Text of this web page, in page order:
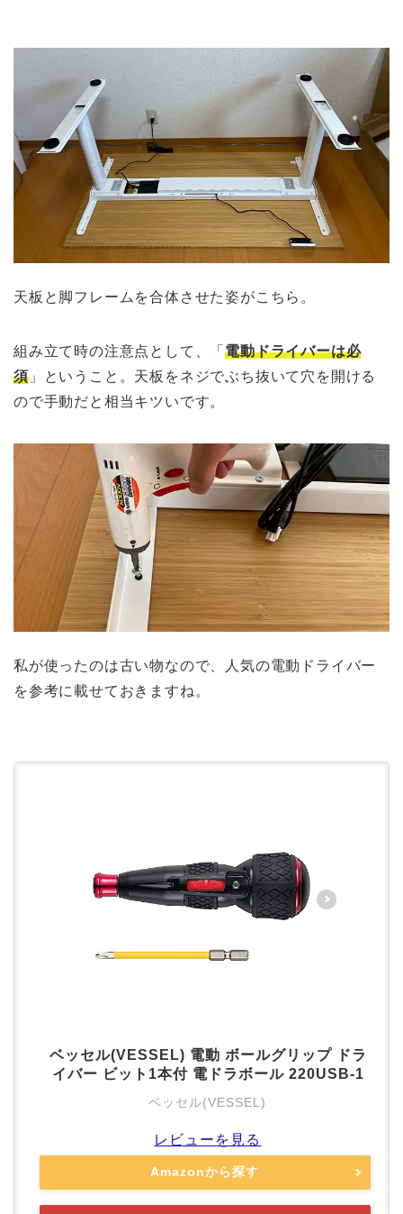
天板と脚フレームを合体させた姿がこちら。
組み立て時の注意点として、「電動ドライバーは必
須」ということ。天板をネジでぶち抜いて穴を開ける
ので手動だと相当キツいです。
私が使ったのは古い物なので、人気の電動ドライバー
を参考に載せておきますね。
ベッセル(VESSEL) 電動 ボールグリップ ドラ
イバー ビット1本付 電ドラボール 220USB-1
ベッセル(VESSEL)
レビューを見る
Amazonから探す